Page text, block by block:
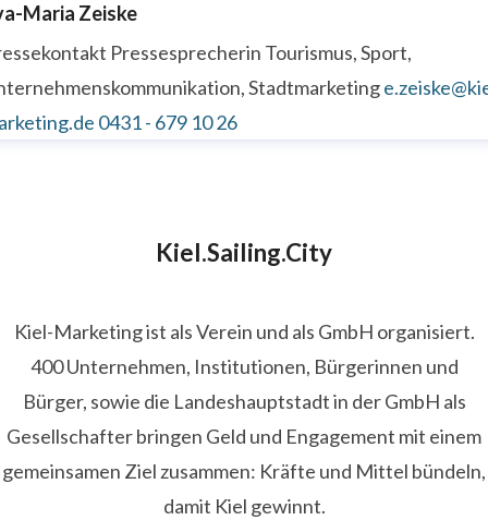
Maria Zeiske
Pressesprecherin Tourismus, Sport,
Stadtmarketing
0431 - 679 10 26
Kiel.Sailing.City
Kiel-Marketing ist als Verein und als GmbH organisiert.
400 Unternehmen, Institutionen, Bürgerinnen und
Bürger, sowie die Landeshauptstadt in der GmbH als
Gesellschafter bringen Geld und Engagement mit einem
gemeinsamen Ziel zusammen: Kräfte und Mittel bündeln,
damit Kiel gewinnt.